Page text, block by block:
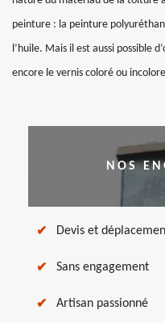
peinture : la peinture
l’huile. Mais il est aussi possible
encore le vernis coloré ou
NOS
Devis et
Sans engagement
Artisan passionné